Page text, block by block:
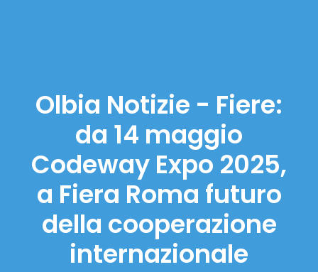
Olbia Notizie - Fiere:
da 14 maggio
Codeway Expo 2025,
a Fiera Roma futuro
della cooperazione
internazionale